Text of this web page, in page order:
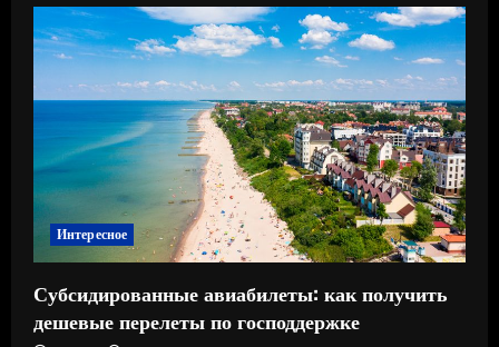
Интересное
Субсидированные авиабилеты: как получить
дешевые перелеты по господдержке